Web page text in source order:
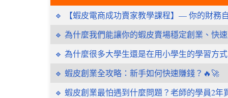
🔹 【蝦皮電商成功賣家教學課程】— 你的財務
🔹 為什麼我們能讓你的蝦皮賣場穩定創業、快
🔹 為什麼很多大學生還是在用小學生的學習方
🔹 蝦皮創業全攻略：新手如何快速賺錢？🔥🚀
🔹 蝦皮創業最怕遇到什麼問題？老師的學員2年